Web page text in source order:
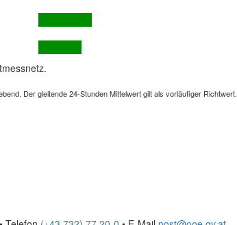
Der gleitende 24-Stunden Mittelwert gilt als vorläufiger Richtwert.